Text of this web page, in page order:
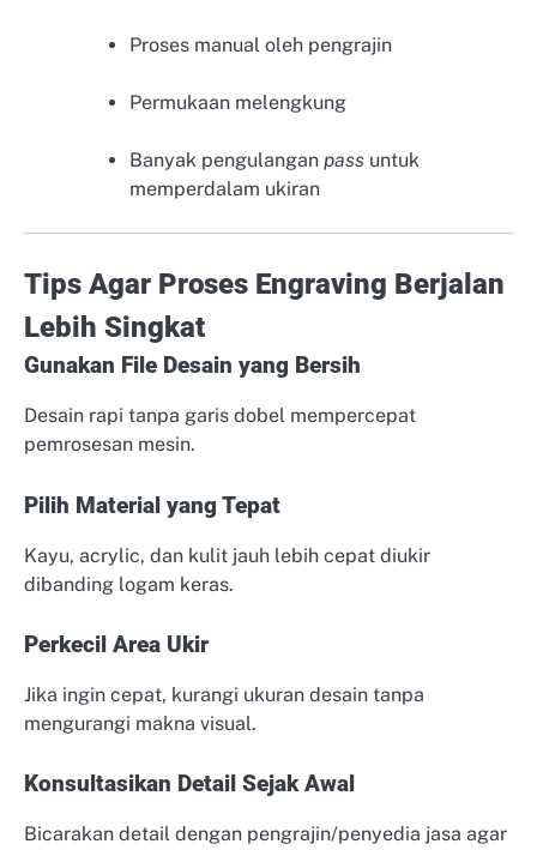
Proses manual oleh pengrajin
Permukaan melengkung
Banyak pengulangan pass untuk
memperdalam ukiran
Tips Agar Proses Engraving Berjalan
Lebih Singkat
Gunakan File Desain yang Bersih
Desain rapi tanpa garis dobel mempercepat
pemrosesan mesin.
Pilih Material yang Tepat
Kayu, acrylic, dan kulit jauh lebih cepat diukir
dibanding logam keras.
Perkecil Area Ukir
Jika ingin cepat, kurangi ukuran desain tanpa
mengurangi makna visual.
Konsultasikan Detail Sejak Awal
Bicarakan detail dengan pengrajin/penyedia jasa agar